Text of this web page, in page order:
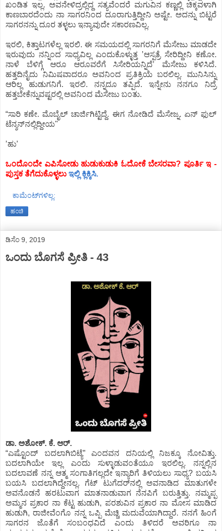
ಖಂಡಿತ ಇಲ್ಲ. ಅವನೇಳಿದ್ರಲ್ಲಿದ್ದ ಸತ್ಯವೆಂದರೆ ಮಗುವಿನ ಕಣ್ಣಲ್ಲಿ ಚಿಕ್ಕವಳಾಗಿ
ಕಾಣಬಾರದೆಂದು ನಾ ಸಾಗರನಿಂದ ದೂರಾಗುತ್ತಿದ್ದೀನಿ ಅಷ್ಟೇ. ಅದನ್ನು ಬಿಟ್ಟರೆ
ಸಾಗರನನ್ನು ದೂರ ತಳ್ಳಲು ಇನ್ಯಾವುದೇ ಸಕಾರಣವಿಲ್ಲ.
ಇರಲಿ, ಕಿತ್ತಾಟಗಳೆಲ್ಲ ಇರಲಿ. ಈ ಸಮಯದಲ್ಲಿ ಸಾಗರನಿಗೆ ಮೆಸೇಜು ಮಾಡದೇ
ಇರುವುದು ನನ್ನಿಂದ ಸಾಧ್ಯವಿಲ್ಲ ಎಂದುಕೊಳ್ಳುತ್ತ ʼಆಸ್ಪತ್ರೆ ಸೇರಿದ್ದೀನಿ ಕಣೋ.
ನಾಳೆ ಬೆಳಿಗ್ಗೆ ಆರೂ ಆರೂವರೆಗೆ ಸಿಸೇರಿಯನ್ನಿದೆʼ ಮೆಸೇಜು ಕಳಿಸಿದೆ.
ಹತ್ತದಿನೈದು ನಿಮಿಷವಾದರೂ ಅವನಿಂದ ಪ್ರತಿಕ್ರಿಯೆ ಬರಲಿಲ್ಲ. ಮುನಿಸಿನ್ನು
ಆರಿಲ್ಲ ಹುಡುಗನಿಗೆ. ಇರಲಿ. ನನ್ನದೂ ತಪ್ಪಿದೆ. ಇನ್ನೇನು ನನಗೂ ನಿದ್ರೆ
ಹತ್ತಬೇಕೆನ್ನುವಷ್ಟರಲ್ಲಿ ಅವನಿಂದ ಮೆಸೇಜು ಬಂತು.
“ಸಾರಿ ಕಣೇ. ಮೊಬೈಲ್‌ ಚಾರ್ಜಿಗಿಟ್ಟಿದ್ದೆ. ಈಗ ನೋಡಿದೆ ಮೆಸೇಜ್ನ. ಏನ್‌ ಫುಲ್‌
ಟೆನ್ಶನ್‌ನಲ್ಲಿದ್ದೀಯ"
ʼಹುʼ
ಒಂದೊಂದೇ ಎಪಿಸೋಡು ಹುಡುಕುಡುಕಿ ಓದೋಕೆ ಬೇಸರವಾ? ಪೂರ್ತಿ ಇ -
ಪುಸ್ತಕ ತೆಗೆದುಕೊಳ್ಳಲುಇಲ್ಲಿ ಕ್ಲಿಕ್ಕಿಸಿ.
ಕಾಮೆಂಟ್‌ಗಳಿಲ್ಲ:
ಹಂಚಿ
ಡಿಸೆಂ 9, 2019
ಒಂದು ಬೊಗಸೆ ಪ್ರೀತಿ - 43
ಡಾ. ಅಶೋಕ್.‌ ಕೆ. ಆರ್.‌
“ಎಷ್ಟೊಂದ್‌ ಬದಲಾಗಿಬಿಟ್ಯೆ” ಎಂದವನ ದನಿಯಲ್ಲಿ ನಿಜಕ್ಕೂ ನೋವಿತ್ತು.
ಬದಲಾಗಿಯೇ ಇಲ್ಲ ಎಂದು ಸುಳ್ಳಾಡುವಂತೆಯೂ ಇರಲಿಲ್ಲ. ನನ್ನಲ್ಲಿನ
ಬದಲಾವಣೆ ನನ್ನ ಆತ್ಮ ಸಂಗಾತಿಗಲ್ಲದೇ ಇನ್ಯಾರಿಗೆ ತಿಳಿಯಲು ಸಾಧ್ಯ? ಬಯಸಿ
ಬಯಸಿ ಬದಲಾಗಿದ್ದೇನಲ್ಲ. ಗೆಟ್‌ ಟುಗೆದರ್‌ನಲ್ಲಿ ಅವನಾಡಿದ ಮಾತುಗಳೇ
ಅವನೊಡನೆ ಹರಟುವಾಗ ಮಾತನಾಡುವಾಗ ನೆನಪಿಗೆ ಬರುತ್ತಿತ್ತು. ನಮ್ಮಪ್ಪ
ಅಮ್ಮನ ಪ್ರಕಾರ ನಾ ಕೆಟ್ಟ ಹುಡುಗಿ, ಪರಶುವಿನ ಪ್ರಕಾರ ನಾ ಮೋಸ ಮಾಡಿದ
ಹುಡುಗಿ, ರಾಜೀವೆಂಗೊ ನನ್ನ ಒಪ್ಪಿ ಮೆಚ್ಚಿ ಮದುವೆಯಾಗಿದ್ದಾರೆ. ನನಗೆ ಹಿಂಗೆ
ಸಾಗರನ ಜೊತೆಗೆ ಸಂಬಂಧವಿದೆ ಎಂದು ತಿಳಿದರೆ ಅವರಿಗೂ ನಾ